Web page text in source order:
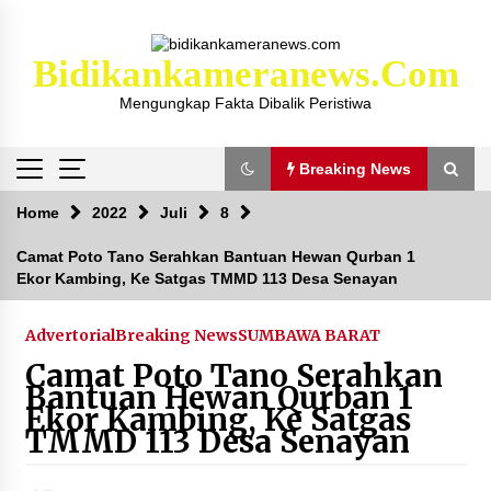
Bidikankameranews.com
Mengungkap Fakta Dibalik Peristiwa
Breaking News
Breaking News
Kejaksaan KSB Mulai Lidik Mafia Tanah Desa
Sekongkang Bawah
2 tahun ago
Laporan Dugaan Pencabulan di Desa Sepayung
Kec. Plampang, Polres Sumbawa Pastikan
Proses Penyelidikan Berjalan Maksimal
4 minggu ago
Home 2022 Juli 8
Camat Poto Tano Serahkan Bantuan Hewan Qurban 1
Ekor Kambing, Ke Satgas TMMD 113 Desa Senayan
AdvertorialBreaking NewsSUMBAWA BARAT
Camat Poto Tano Serahkan
Bantuan Hewan Qurban 1
Ekor Kambing, Ke Satgas
TMMD 113 Desa Senayan